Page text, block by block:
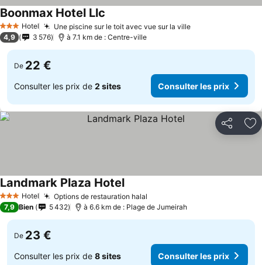
3 ÉtoilesHotel Une piscine sur le toit avec vue sur la villeConsulter les
Boonmax Hotel Llc
4,9 3 576 à 7.1 km de : Centre-ville
De 22 €
Consulter les prix de 2 sites Consulter les prix
Partager
3 ÉtoilesHotel Options de restauration halal
Landmark Plaza HotelConsulter les prix
7,9 Bien 5 432 à 6.6 km de : Plage de Jumeirah
De 23 €
Consulter les prix de 8 sites Consulter les prix